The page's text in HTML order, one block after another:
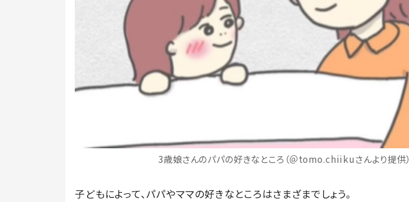
3歳娘さんのパパの好きなところ（＠tomo.chiikuさんより提供）
子どもによって、パパやママの好きなところはさまざまでしょう。